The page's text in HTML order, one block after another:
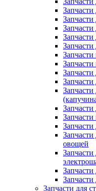
Запчасти
Запчасти
Запчасти
Запчасти
Запчасти
Запчасти
овощей
Запчасти
Запчасти
Запчасти
Запчасти для